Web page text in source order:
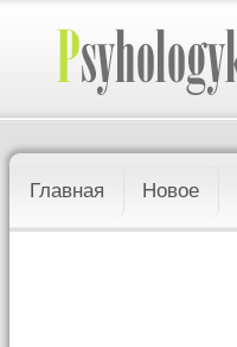
Главная Новое